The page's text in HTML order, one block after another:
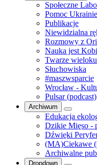
Społeczne
Pomoc Ukrainie
Publikacje
Niewidzialna
Rozmowy z
Nauka jest
Twarze
Słuchowiska
#maszwsparcie
Wrocław -
Pulsar (podcast)
Archiwum
Edukacja
Dzikie Mięso -
Dźwięki
(MA)Ciekawe
Archiwalne
Dropdown